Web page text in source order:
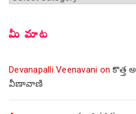
మీ మాట
Devanapalli Veenavani onకొత్త
వీణావాణి